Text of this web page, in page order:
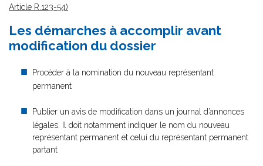
Article R.123-54)
Les démarches à accomplir avant
modification du dossier
Procéder à la nomination du nouveau représentant
permanent
Publier un avis de modification dans un journal d’annonces
légales. Il doit notamment indiquer le nom du nouveau
représentant permanent et celui du représentant permanent
partant